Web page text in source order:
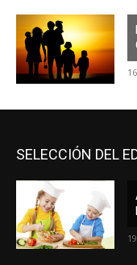
SELECCIÓN DEL